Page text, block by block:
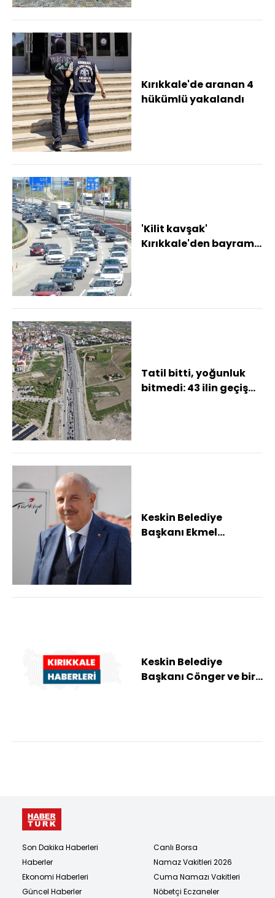
Kırıkkale'de aranan 4
hükümlü yakalandı
'Kilit kavşak'
Kırıkkale'den bayram
Tatil bitti, yoğunluk
bitmedi: 43 ilin geçiş
Keskin Belediye
Başkanı Ekmel
Keskin Belediye
Başkanı Cönger ve bir
Son Dakika Haberleri
Haberler
Ekonomi Haberleri
Güncel Haberler
Canlı Borsa
Namaz Vakitleri 2026
Cuma Namazı Vakitleri
Nöbetçi Eczaneler